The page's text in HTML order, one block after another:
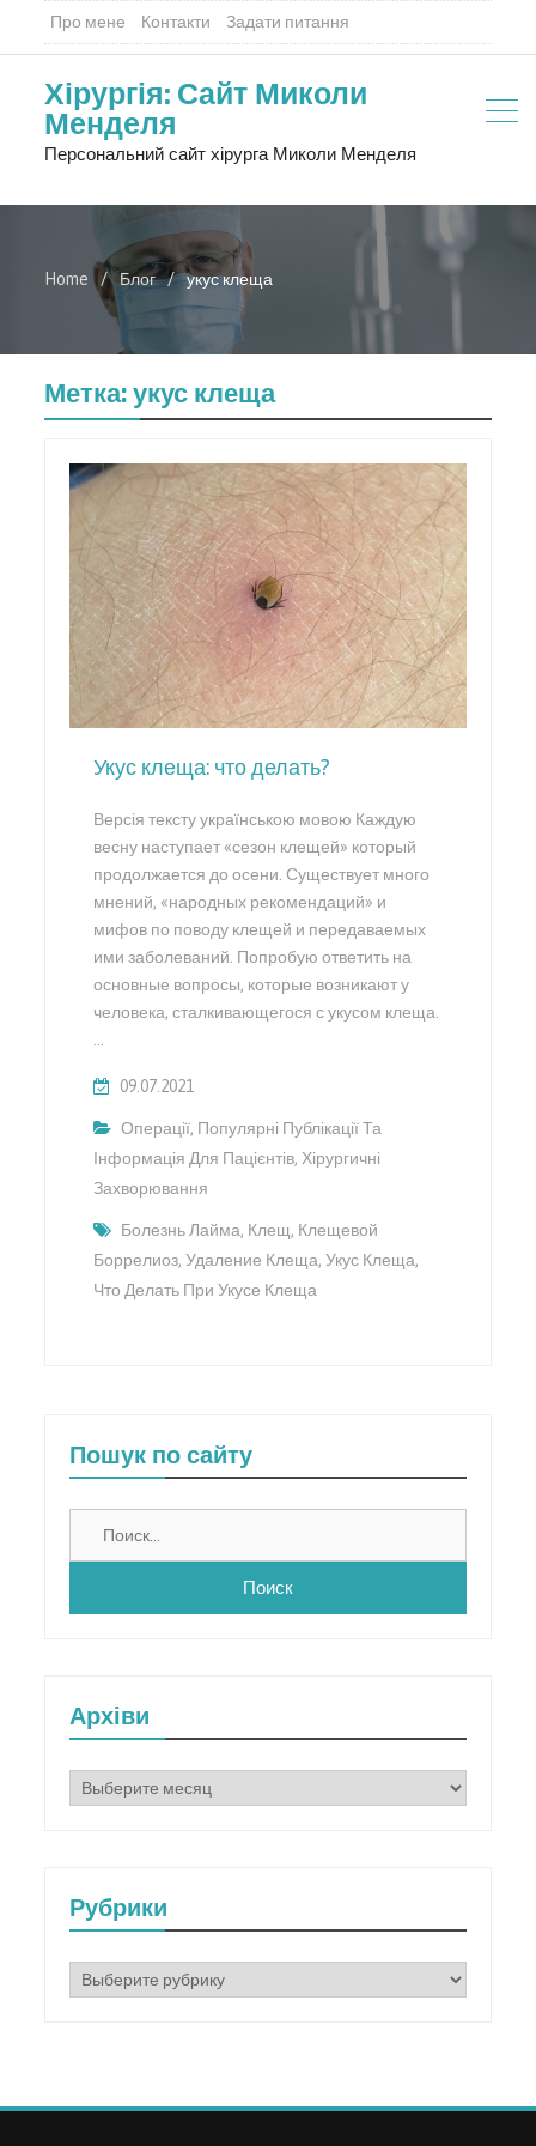
Про мене Контакти Задати питання
Хірургія: Сайт Миколи
Менделя
Персональний сайт хірурга Миколи Менделя
Home Блог укус клеща
Метка:укус клеща
Укус клеща: что делать?
Версія тексту українською мовою Каждую
весну наступает «сезон клещей» который
продолжается до осени. Существует много
мнений, «народных рекомендаций» и
мифов по поводу клещей и передаваемых
ими заболеваний. Попробую ответить на
основные вопросы, которые возникают у
человека, сталкивающегося с укусом клеща.
09.07.2021
Операції, Популярні Публікації Та
Інформація Для Пацієнтів, Хірургичні
Захворювання
Болезнь Лайма, Клещ, Клещевой
Боррелиоз,Удаление Клеща,Укус Клеща,
Что Делать При Укусе Клеща
Пошук по сайту
Архіви
Архіви
Рубрики
Рубрики